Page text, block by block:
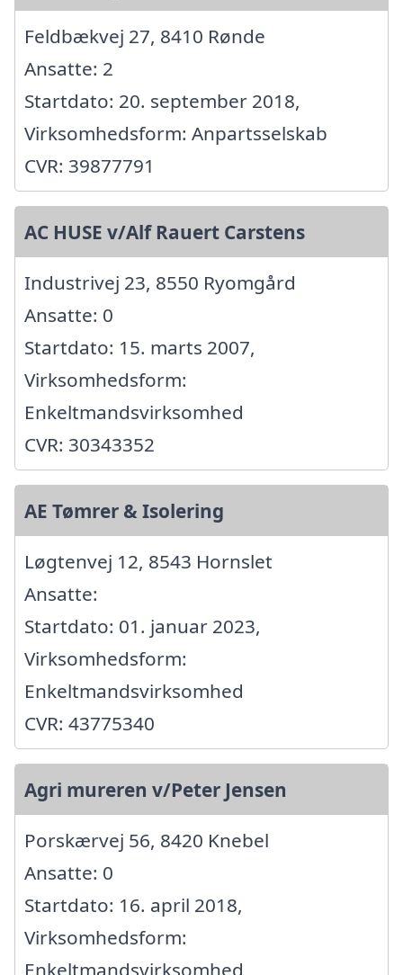
Feldbækvej 27, 8410 Rønde
Ansatte: 2
Startdato: 20. september 2018,
Virksomhedsform: Anpartsselskab
CVR: 39877791
AC HUSE v/Alf Rauert Carstens
Industrivej 23, 8550 Ryomgård
Ansatte: 0
Startdato: 15. marts 2007,
Virksomhedsform:
Enkeltmandsvirksomhed
CVR: 30343352
AE Tømrer & Isolering
Løgtenvej 12, 8543 Hornslet
Ansatte:
Startdato: 01. januar 2023,
Virksomhedsform:
Enkeltmandsvirksomhed
CVR: 43775340
Agri mureren v/Peter Jensen
Porskærvej 56, 8420 Knebel
Ansatte: 0
Startdato: 16. april 2018,
Virksomhedsform:
Enkeltmandsvirksomhed